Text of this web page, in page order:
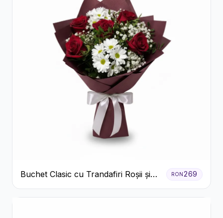
Buchet Clasic cu Trandafiri Roșii și
Crizanteme Albe
RON269